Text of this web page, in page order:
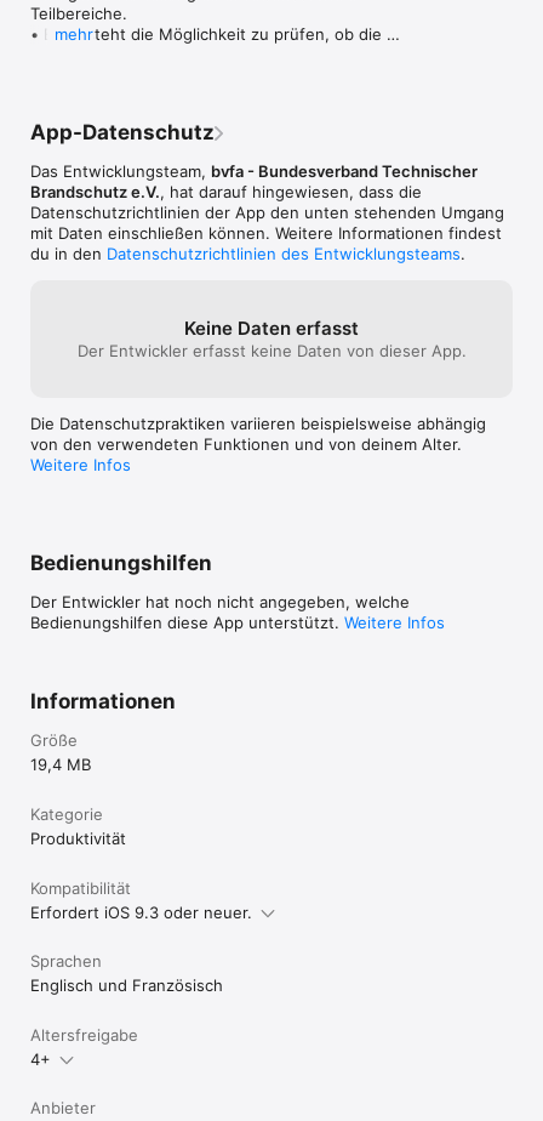
Teilbereiche.
• Es besteht die Möglichkeit zu prüfen, ob die
Typen, deren Bezeichnung und das jeweilige
werden.
• Die bislang mögliche Berücksichtigung der
Wandhydranten für die Grundausstattung wurde
entsprechend der Änderung in der ASR A 2.2
gestrichen.
bietet, ob eine erhöhte Brandgefährdung vorliegt.
• Für den Fall, dass eine erhöhte
dabei ebenso wie die Beispiele in der TRGS 800
berücksichtigt. Hinweise auf weitere mögliche
Maßnahmen wurden aufgenommen.
Vorgangs jederzeit unterbrochen und mit einem
werden kann.
• Am Ende der Bearbeitung wird eine detaillierte
bereitgestellt, die als Dokumentation in eine
Gefährdungsbeurteilung eingefügt werden kann.
mehr
App-Datenschutz
Das Entwicklungsteam, bvfa - Bundesverband Technischer
Brandschutz e.V., hat darauf hingewiesen, dass die
Datenschutz­richtlinien der App den unten stehenden Umgang
mit Daten einschließen können. Weitere Informationen findest
du in den Datenschutzrichtlinien des Entwicklungsteams.
Keine Daten erfasst
Der Entwickler erfasst keine Daten von dieser App.
Die Datenschutzpraktiken variieren beispielsweise abhängig
von den verwendeten Funktionen und von deinem Alter.
Weitere Infos
Bedienungshilfen
Der Entwickler hat noch nicht angegeben, welche
Bedienungshilfen diese App unterstützt. Weitere Infos
Informationen
Größe
19,4 MB
Kategorie
Produktivität
Kompatibilität
Erfordert iOS 9.3 oder neuer.
Sprachen
Englisch und Französisch
Altersfreigabe
4+
Anbieter